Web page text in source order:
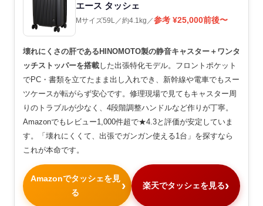
エース タッシェ
Mサイズ59L／約4.1kg／参考 ¥25,000前後〜
壊れにくさの肝であるHINOMOTO製の静音キャスター＋ワンタ
ッチストッパーを搭載した出張特化モデル。フロントポケット
でPC・書類を立てたまま出し入れでき、新幹線や電車でもスー
ツケースが転がらず安心です。修理現場で見てもキャスター周
りのトラブルが少なく、4段階調整ハンドルなど作りが丁寧。
Amazonでもレビュー1,000件超で★4.3と評価が安定していま
す。「壊れにくくて、出張でガンガン使える1台」を探すなら
これが本命です。
Amazonでタッシェを見
る
楽天でタッシェを見る